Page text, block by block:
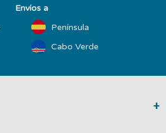
Envíos a
Península
Cabo Verde